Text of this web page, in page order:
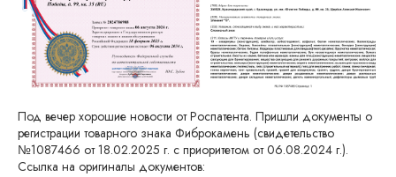
Под вечер хорошие новости от Роспатента. Пришли документы о
регистрации товарного знака Фиброкамень (свидетельство
№1087466 от 18.02.2025 г. с приоритетом от 06.08.2024 г.).
Ссылка на оригиналы документов: